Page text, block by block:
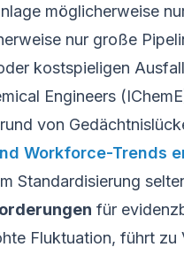
möglicherweise
nur große
kostspieligen
Engineers
von
Workforce-Trends
Standardisierung
für
Fluktuation, führt zu